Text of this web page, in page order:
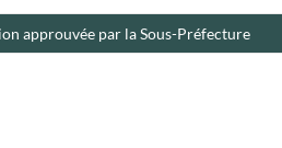
approuvée par la Sous-Préfecture